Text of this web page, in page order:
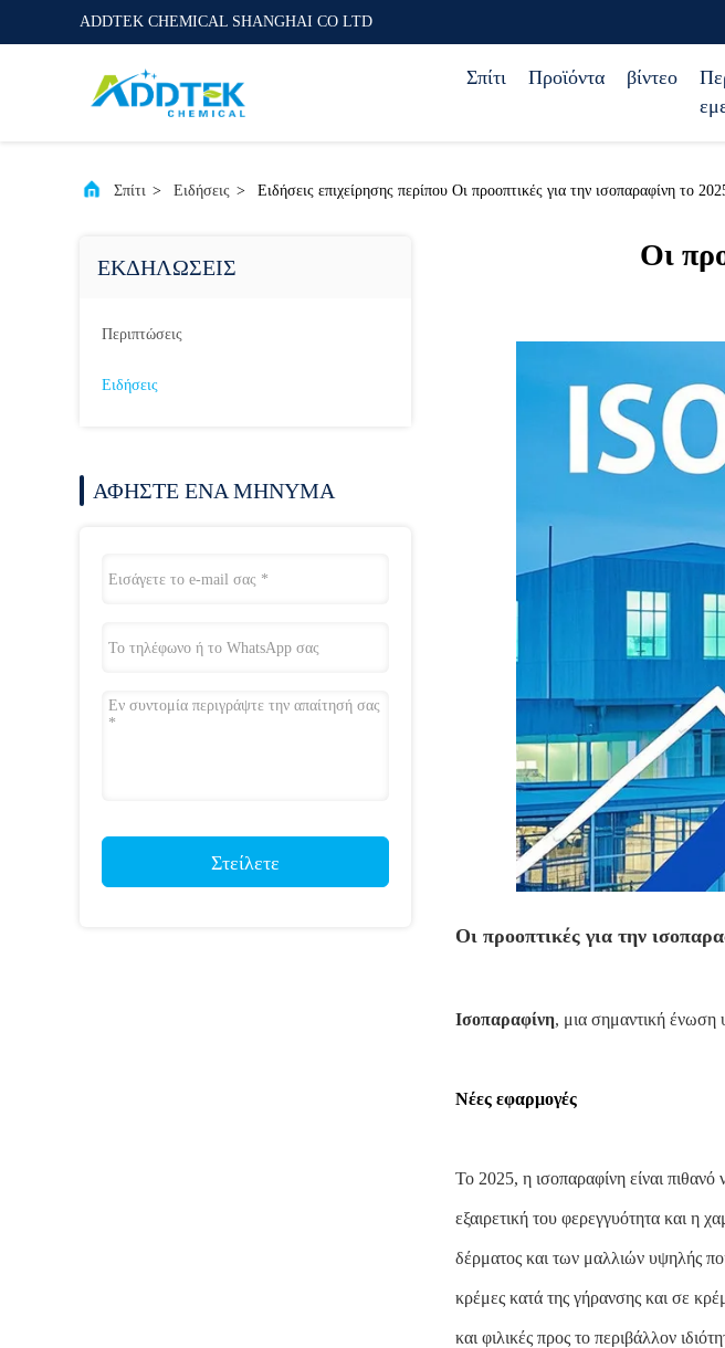
ADDTEK CHEMICAL SHANGHAI CO LTD
Σπίτι Προϊόντα βίντεο
Σπίτι > Ειδήσεις > Ειδήσεις επιχείρησης περίπου Οι προοπτικές για την ισοπαραφίνη το
ΕΚΔΗΛΏΣΕΙΣ
Περιπτώσεις
Ειδήσεις
ΑΦΉΣΤΕ ΈΝΑ ΜΉΝΥΜΑ
Στείλετε
Οι
Οι προοπτικές για την
Ισοπαραφίνη, μια σημαντική ένωση
Νέες εφαρμογές
Το 2025, η ισοπαραφίνη είναι
εξαιρετική του φερεγγυότητα και η
δέρματος και των μαλλιών υψηλής
κρέμες κατά της γήρανσης και σε
και φιλικές προς το περιβάλλον